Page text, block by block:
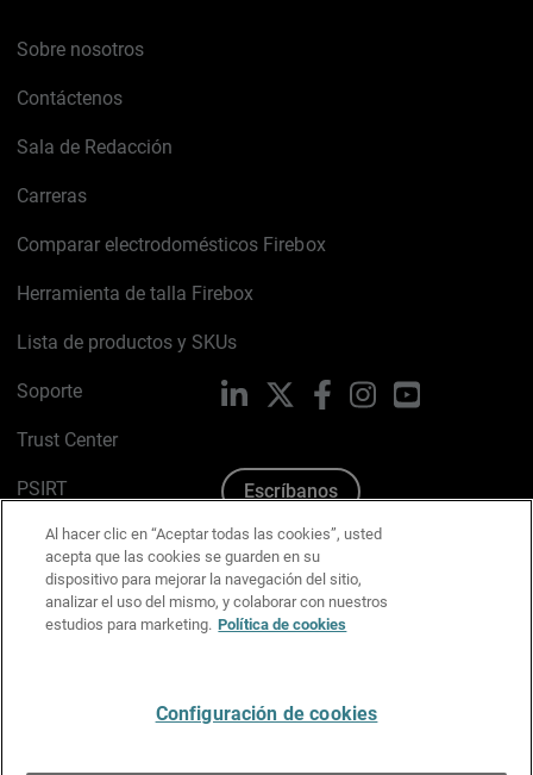
Sobre nosotros
Contáctenos
Sala de Redacción
Carreras
Comparar electrodomésticos Firebox
Herramienta de talla Firebox
Lista de productos y SKUs
Soporte
Trust Center
PSIRT
Política de cookies
Política de privacidad
Kit de medios y marca
LinkedIn FacebookInstagramYouTube
Escríbanos
Al hacer clic en “Aceptar todas las cookies”, usted
acepta que las cookies se guarden en su
dispositivo para mejorar la navegación del sitio,
analizar el uso del mismo, y colaborar con nuestros
estudios para marketing. Política de cookies
Configuración de cookies